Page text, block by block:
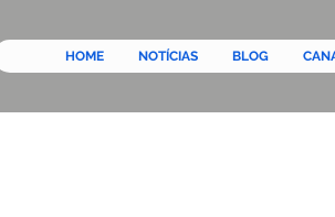
HOME NOTÍCIAS BLOG